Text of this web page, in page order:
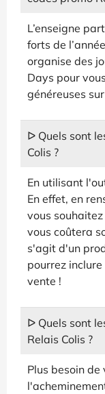
L’enseigne
forts de
organise des
Days pour
généreuses
ᐅ Quels sont
Colis ?
En utilisant
En effet, en
vous
vous coûtera
s'agit d'un
pourrez
vente !
ᐅ Quels sont
Relais Colis ?
Plus besoin